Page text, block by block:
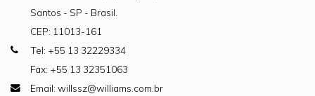
Santos - SP - Brasil.
CEP: 11013-161
Tel: +55 13 32229334
Fax: +55 13 32351063
Email: willssz@williams.com.br